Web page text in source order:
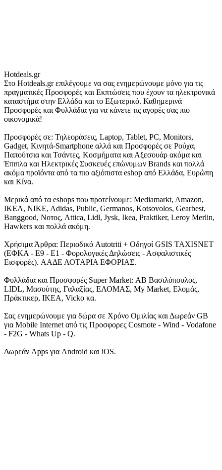
Hotdeals.gr
Στο Hotdeals.gr επιλέγουμε να σας ενημερώνουμε μόνο για τις
πραγματικές Προσφορές και Εκπτώσεις που έχουν τα ηλεκτρονικά
καταστήμα στην Ελλάδα και το Εξωτερικό. Καθημερινά
Προσφορές και Φυλλάδια για να κάνετε τις αγορές σας πιο
οικονομικά!
Προσφορές σε: Τηλεοράσεις, Laptop, Tablet, PC, Monitors,
Gadget, Κινητά-Smartphone αλλά και Προσφορές σε Ρούχα,
Παπούτσια και Τσάντες, Κοσμήματα και Αξεσουάρ ακόμα και
Έπιπλα και Ηλεκτρικές Συσκευές επώνυμων Brands και πολλά
ακόμα προϊόντα από τα πιο αξιόπιστα eshop από Ελλάδα, Ευρώπη
και Κίνα.
Μερικά από τα eshops που προτείνουμε: Mediamarkt, Amazon,
IKEA, NIKE, Adidas, Public, Germanos, Kotsovolos, Gearbest,
Banggood, Νοτος, Attica, Lidl, Jysk, Ikea, Praktiker, Leroy Merlin,
Hawkers και πολλά ακόμη.
Χρήσιμα Άρθρα: Περιοδικό Autotriti + Οδηγοί GSIS TAXISNET
(ΕΦΚΑ - Ε9 - Ε1 - Φορολογικές Δηλώσεις - Ασφαλιστικές
Εισφορές). ΑΑΔΕ ΛΟΤΑΡΙΑ ΕΦΟΡΙΑΣ.
Φυλλάδια και Προσφορές Super Market: ΑΒ Βασιλόπουλος,
LIDL, Μασούτης, Γαλαξίας, ΕΛΟΜΑΣ, My Market, Ελομάς,
Πράκτικερ, ΙΚΕΑ, Vicko κα.
Σας ενημερώνουμε για δώρα σε Χρόνο Ομιλίας και Δωρεάν GB
για Mobile Internet από τις Προσφορες Cosmote - Wind - Vodafone
- F2G - Whats Up - Q.
Δωρεάν Apps για Android και iOS.